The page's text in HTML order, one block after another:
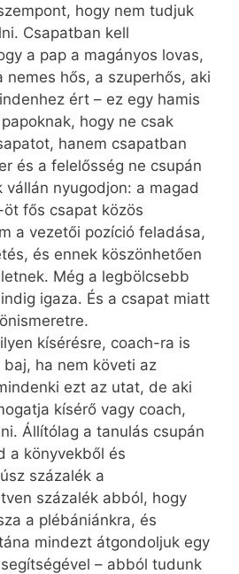
hogy nem tudjuk
Csapatban kell
a pap a magányos lovas,
nemes hős, a szuperhős, aki
ért – ez egy hamis
hogy ne csak
hanem csapatban
és a felelősség ne csupán
vállán nyugodjon: a magad
fős csapat közös
a vezetői pozíció feladása,
és ennek köszönhetően
Még a legbölcsebb
igaza. És a csapat miatt
kísérésre, coach-ra is
ha nem követi az
ezt az utat, de aki
kísérő vagy coach,
Állítólag a tanulás csupán
a könyvekből és
százalék a
százalék abból, hogy
a plébániánkra, és
mindezt átgondoljuk egy
– abból tudunk